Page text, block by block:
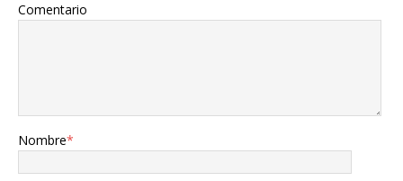
Comentario
Nombre*